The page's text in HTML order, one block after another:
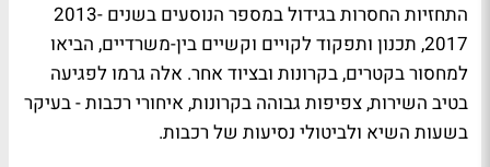
התחזיות החסרות בגידול במספר הנוסעים בשנים 2013-
2017, תכנון ותפקוד לקויים וקשיים בין-משרדיים, הביאו
למחסור בקטרים, בקרונות ובציוד אחר. אלה גרמו לפגיעה
בטיב השירות, צפיפות גבוהה בקרונות, איחורי רכבות - בעיקר
בשעות השיא ולביטולי נסיעות של רכבות.